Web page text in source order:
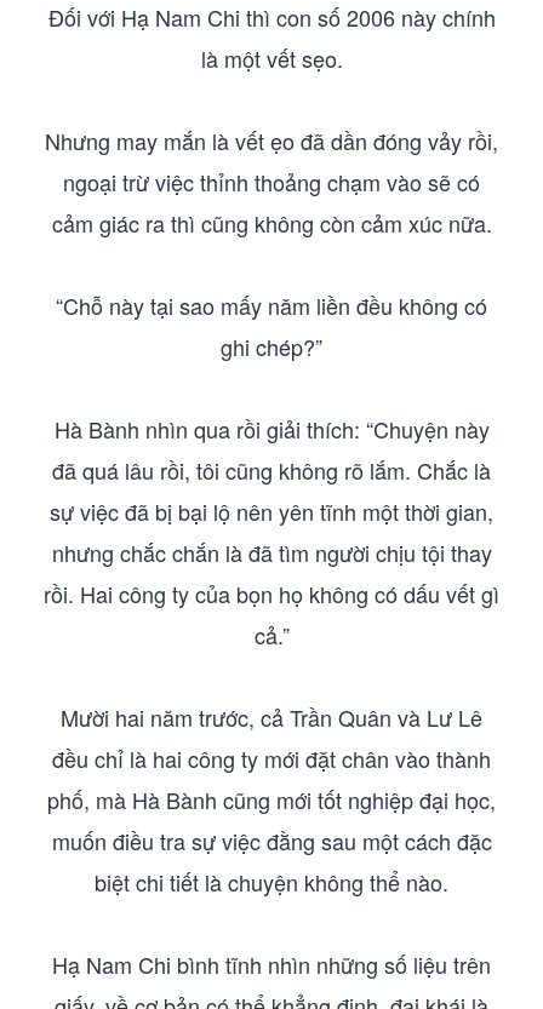
Đối với Hạ Nam Chi thì con số 2006 này chính
là một vết sẹo.
Nhưng may mắn là vết ẹo đã dần đóng vảy rồi,
ngoại trừ việc thỉnh thoảng chạm vào sẽ có
cảm giác ra thì cũng không còn cảm xúc nữa.
“Chỗ này tại sao mấy năm liền đều không có
ghi chép?”
Hà Bành nhìn qua rồi giải thích: “Chuyện này
đã quá lâu rồi, tôi cũng không rõ lắm. Chắc là
sự việc đã bị bại lộ nên yên tĩnh một thời gian,
nhưng chắc chắn là đã tìm người chịu tội thay
rồi. Hai công ty của bọn họ không có dấu vết gì
cả.”
Mười hai năm trước, cả Trần Quân và Lư Lê
đều chỉ là hai công ty mới đặt chân vào thành
phố, mà Hà Bành cũng mới tốt nghiệp đại học,
muốn điều tra sự việc đằng sau một cách đặc
biệt chi tiết là chuyện không thể nào.
Hạ Nam Chi bình tĩnh nhìn những số liệu trên